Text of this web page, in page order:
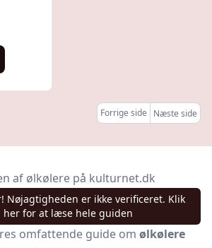
Forrige side Næste side
af ølkølere på kulturnet.dk
Nøjagtigheden er ikke verificeret. Klik
her for at læse hele guiden
omfattende guide om ølkølere